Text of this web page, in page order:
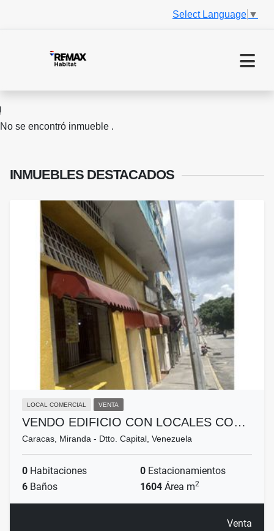
Select Language ▼
No se encontró inmueble .
INMUEBLES DESTACADOS
LOCAL COMERCIAL VENTA
VENDO EDIFICIO CON LOCALES CO…
Caracas, Miranda - Dtto. Capital, Venezuela
0 Habitaciones 0 Estacionamientos
6 Baños 1604 Área m2
Venta